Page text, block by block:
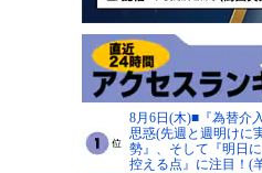
8月6日(木)■『為替介
思惑(先週と週明けに
勢』、そして『明日
控える点』に注目！(